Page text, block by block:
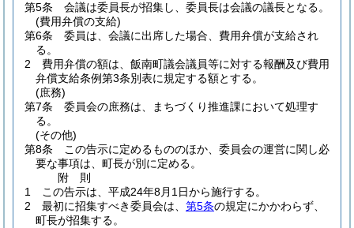
第5条
会議は委員長が招集し、委員長は会議の議長となる。
(費用弁償の支給)
第6条
委員は、会議に出席した場合、費用弁償が支給され
る。
2
費用弁償の額は、飯南町議会議員等に対する報酬及び費用
弁償支給条例第3条別表に規定する額とする。
(庶務)
第7条
委員会の庶務は、まちづくり推進課において処理す
る。
(その他)
第8条
この告示に定めるもののほか、委員会の運営に関し必
要な事項は、町長が別に定める。
附 則
1
この告示は、平成24年8月1日から施行する。
2
最初に招集すべき委員会は、 第5条の規定にかかわらず、
町長が招集する。